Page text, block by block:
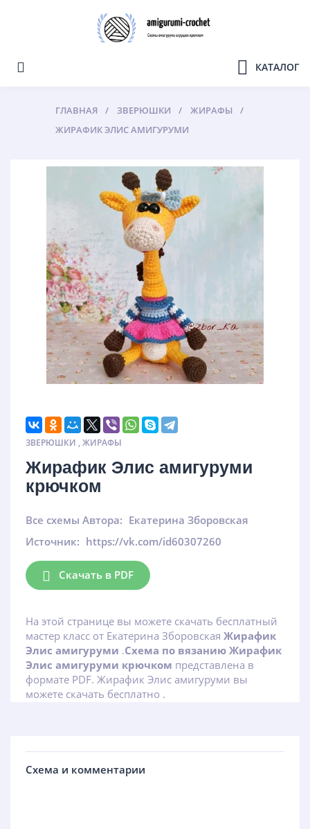
КАТАЛОГ
ГЛАВНАЯ ЗВЕРЮШКИ
ЖИРАФЫ
ЖИРАФИК ЭЛИС АМИГУРУМИ
ЗВЕРЮШКИ ,ЖИРАФЫ
Жирафик Элис амигуруми
крючком
Все схемы Автора: Екатерина Зборовская
Источник: https://vk.com/id60307260
Скачать в PDF
На этой странице вы можете скачать бесплатный
мастер класс от Екатерина Зборовская Жирафик
Элис амигуруми .Схема по вязанию Жирафик
Элис амигуруми крючком представлена в
формате PDF. Жирафик Элис амигуруми вы
можете скачать бесплатно .
Схема и комментарии